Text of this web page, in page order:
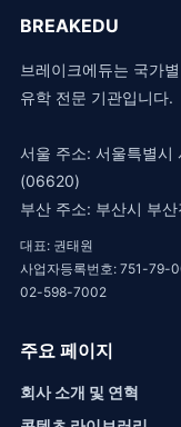
BREAKEDU
브레이크에듀는 국가
유학 전문 기관입니다.
서울 주소: 서울특별시
(06620)
부산 주소: 부산시 부
대표: 권태원
사업자등록번호: 751-79-
02-598-7002
주요 페이지
회사 소개 및 연혁